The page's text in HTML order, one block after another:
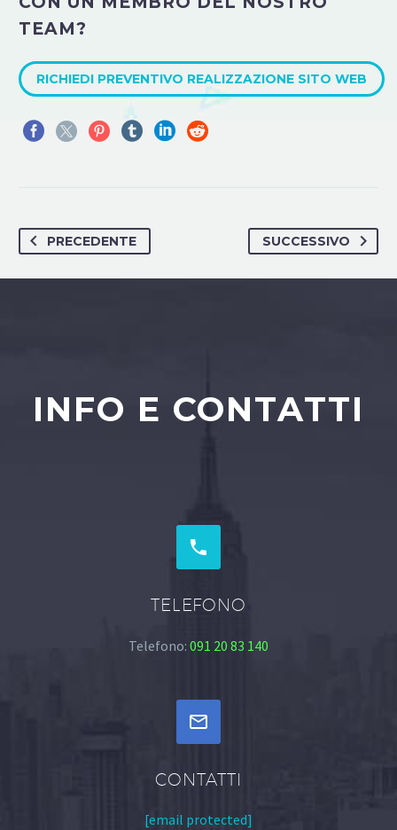
TEAM?
RICHIEDI PREVENTIVO REALIZZAZIONE SITO WEB
PRECEDENTE SUCCESSIVO
INFO E CONTATTI


TELEFONO
Telefono: 091 20 83 140


CONTATTI
[email protected]